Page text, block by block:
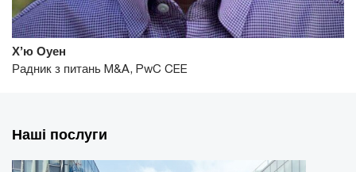
Х’ю Оуен
Радник з питань M&A, PwC CEE
Наші послуги